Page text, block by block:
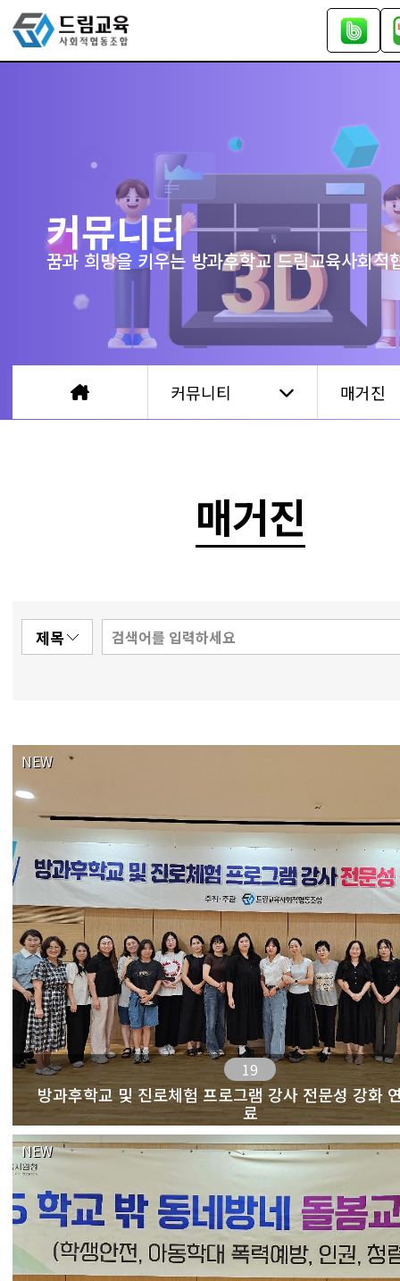
커뮤니티
꿈과 희망을 키우는 방과후학교 드림교육사회적
커뮤니티 매거진
매거진
NEW
19
방과후학교 및 진로체험 프로그램 강사 전문성 강화
료
NEW